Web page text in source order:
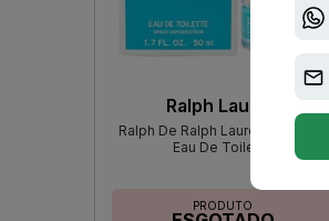
Ralph Lauren
Ralph De Ralph Lauren Feminino
Eau De Toilette
PRODUTO